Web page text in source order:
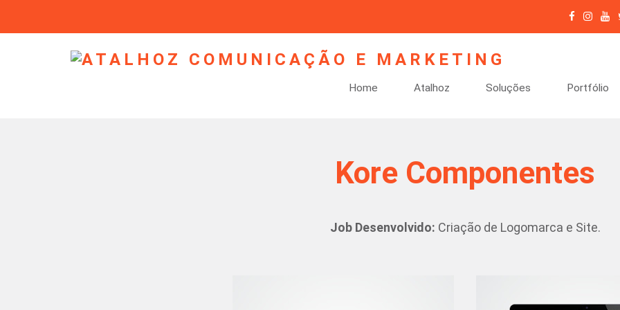
Home Atalhoz Soluções Portfólio
Kore Componentes
Job Desenvolvido: Criação de Logomarca e Site.